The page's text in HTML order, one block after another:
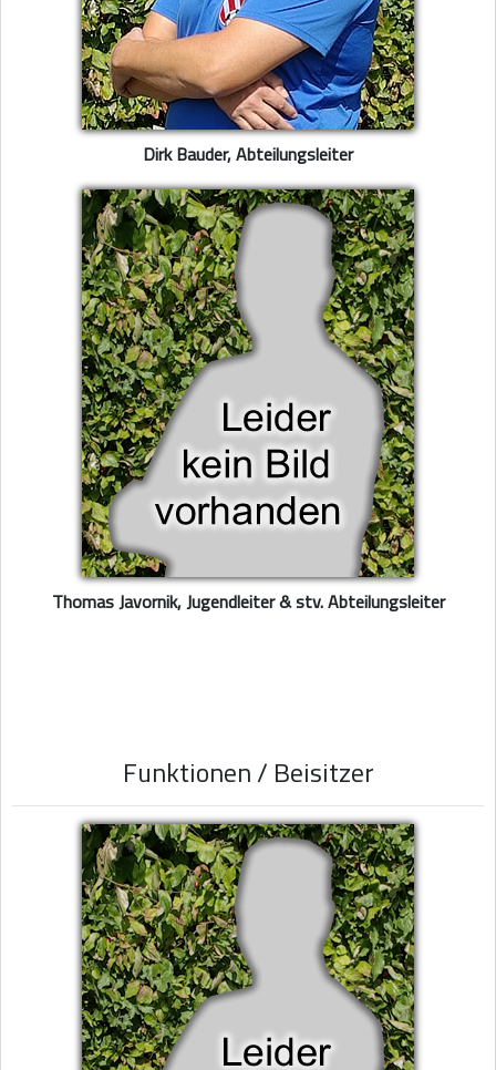
Dirk Bauder, Abteilungsleiter
Thomas Javornik, Jugendleiter & stv. Abteilungsleiter
Funktionen / Beisitzer